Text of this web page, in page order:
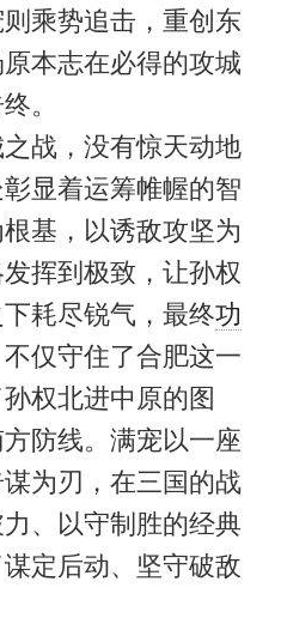
乘势追击，重创东
本志在必得的攻城
。
战，没有惊天动地
显着运筹帷幄的智
基，以诱敌攻坚为
挥到极致，让孙权
耗尽锐气，最终功
仅守住了合肥这一
权北进中原的图
防线。满宠以一座
为刃，在三国的战
、以守制胜的经典
定后动、坚守破敌